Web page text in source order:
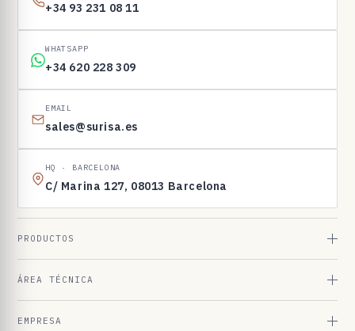
6
3
+34 93 231 08 11
WHATSAPP
+34 620 228 309
EMAIL
sales@surisa.es
HQ · BARCELONA
C/ Marina 127, 08013 Barcelona
PRODUCTOS
ÁREA TÉCNICA
EMPRESA